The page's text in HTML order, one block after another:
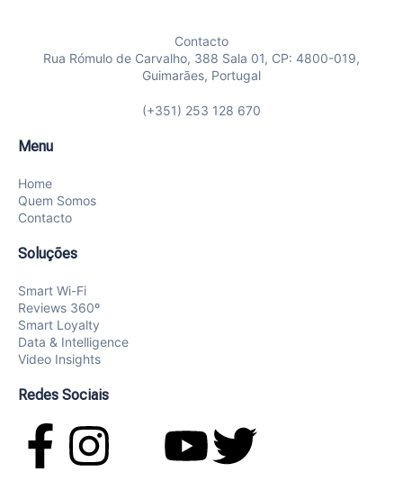
Contacto
Rua Rómulo de Carvalho, 388 Sala 01, CP: 4800-019,
Guimarães, Portugal
(+351) 253 128 670
Menu
Home
Quem Somos
Contacto
Soluções
Smart Wi-Fi
Reviews 360º
Smart Loyalty
Data & Intelligence
Video Insights
Redes Sociais